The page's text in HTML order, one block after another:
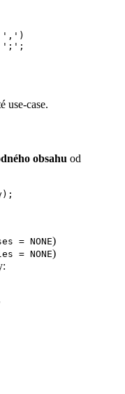
',')
use-case.
obsahu od
= NONE)
= NONE)